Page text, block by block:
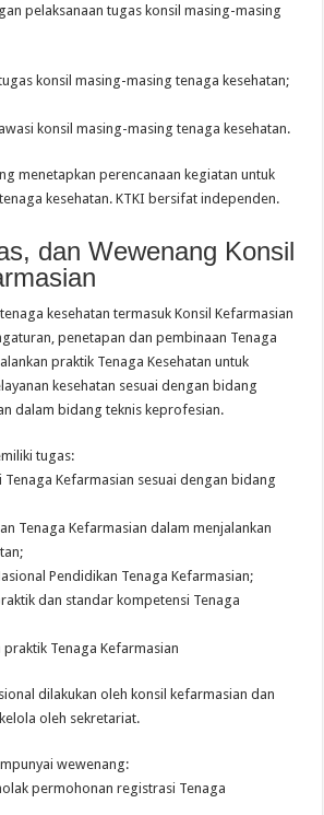
pelaksanaan tugas konsil masing-masing
konsil masing-masing tenaga kesehatan;
konsil masing-masing tenaga kesehatan.
menetapkan perencanaan kegiatan untuk
kesehatan. KTKI bersifat independen.
dan Wewenang Konsil
kesehatan termasuk Konsil Kefarmasian
penetapan dan pembinaan Tenaga
praktik Tenaga Kesehatan untuk
kesehatan sesuai dengan bidang
dalam bidang teknis keprofesian.
tugas:
Tenaga Kefarmasian sesuai dengan bidang
Tenaga Kefarmasian dalam menjalankan
Pendidikan Tenaga Kefarmasian;
dan standar kompetensi Tenaga
Tenaga Kefarmasian
dilakukan oleh konsil kefarmasian dan
oleh sekretariat.
wewenang:
permohonan registrasi Tenaga